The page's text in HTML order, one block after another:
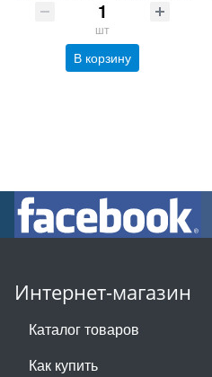
шт
В корзину
Интернет-магазин
Каталог товаров
Как купить